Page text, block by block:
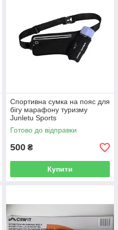
Спортивна сумка на пояс для
бігу марафону туризму
Junletu Sports
Готово до відправки
500 ₴
Купити